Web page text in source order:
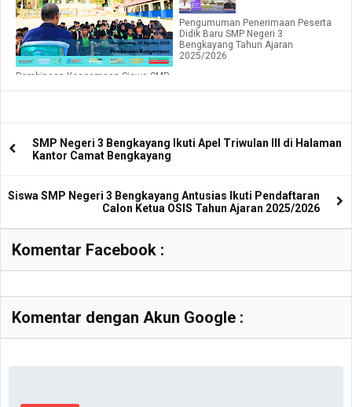
Pembinaan Keagamaan Siswa SMP
Pengumuman Penerimaan Peserta
Didik Baru SMP Negeri 3
Bengkayang Tahun Ajaran
2025/2026
SMP Negeri 3 Bengkayang Ikuti Apel Triwulan III di Halaman
Kantor Camat Bengkayang
Siswa SMP Negeri 3 Bengkayang Antusias Ikuti Pendaftaran
Calon Ketua OSIS Tahun Ajaran 2025/2026
Komentar Facebook :
Komentar dengan Akun Google :